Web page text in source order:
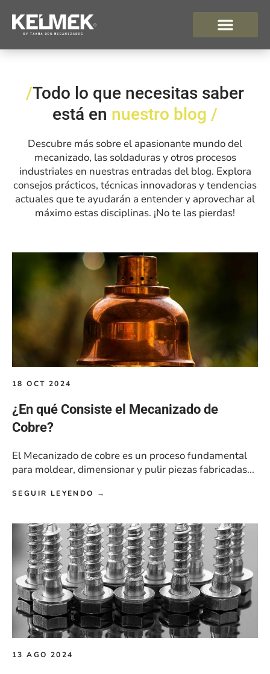
/Todo lo que necesitas saber
está en nuestro blog /
Descubre más sobre el apasionante mundo del
mecanizado, las soldaduras y otros procesos
industriales en nuestras entradas del blog. Explora
consejos prácticos, técnicas innovadoras y tendencias
actuales que te ayudarán a entender y aprovechar al
máximo estas disciplinas. ¡No te las pierdas!
18 OCT 2024
¿En qué Consiste el Mecanizado de
Cobre?
El Mecanizado de cobre es un proceso fundamental
para moldear, dimensionar y pulir piezas fabricadas...
SEGUIR LEYENDO →
13 AGO 2024